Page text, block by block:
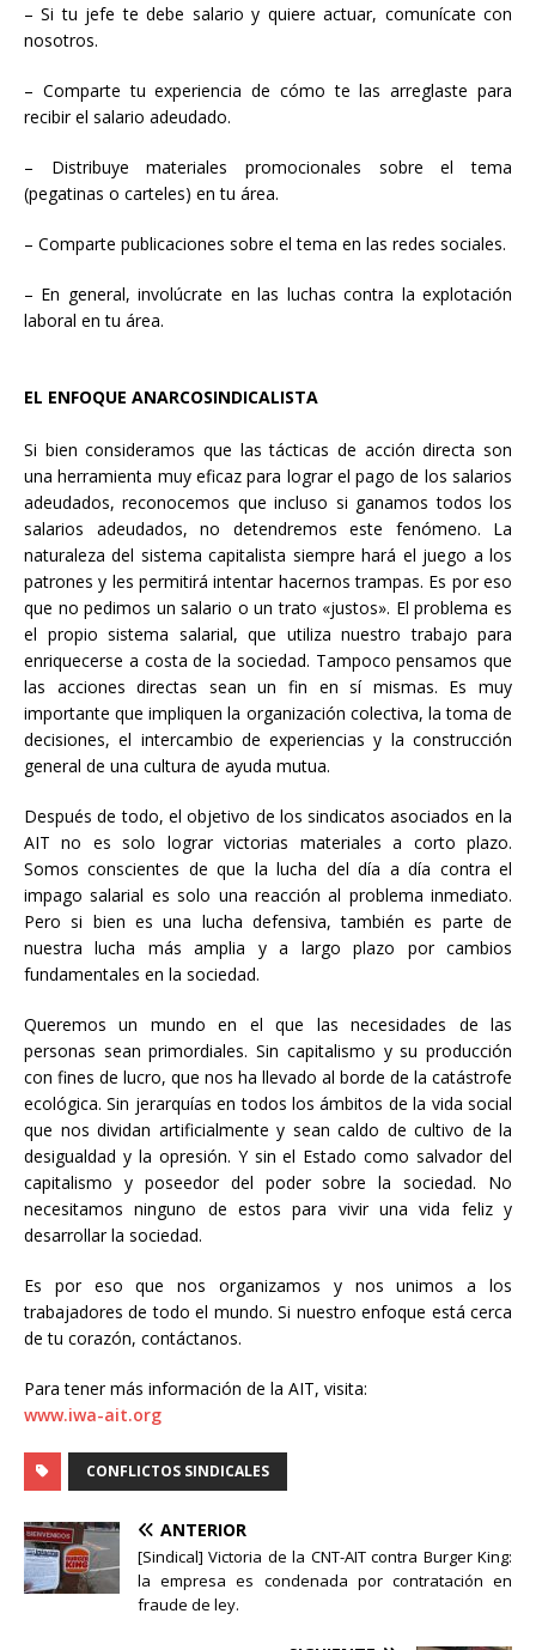
– Si tu jefe te debe salario y quiere actuar, comunícate con
nosotros.
– Comparte tu experiencia de cómo te las arreglaste para
recibir el salario adeudado.
– Distribuye materiales promocionales sobre el tema
(pegatinas o carteles) en tu área.
– Comparte publicaciones sobre el tema en las redes sociales.
– En general, involúcrate en las luchas contra la explotación
laboral en tu área.
EL ENFOQUE ANARCOSINDICALISTA
Si bien consideramos que las tácticas de acción directa son
una herramienta muy eficaz para lograr el pago de los salarios
adeudados, reconocemos que incluso si ganamos todos los
salarios adeudados, no detendremos este fenómeno. La
naturaleza del sistema capitalista siempre hará el juego a los
patrones y les permitirá intentar hacernos trampas. Es por eso
que no pedimos un salario o un trato «justos». El problema es
el propio sistema salarial, que utiliza nuestro trabajo para
enriquecerse a costa de la sociedad. Tampoco pensamos que
las acciones directas sean un fin en sí mismas. Es muy
importante que impliquen la organización colectiva, la toma de
decisiones, el intercambio de experiencias y la construcción
general de una cultura de ayuda mutua.
Después de todo, el objetivo de los sindicatos asociados en la
AIT no es solo lograr victorias materiales a corto plazo.
Somos conscientes de que la lucha del día a día contra el
impago salarial es solo una reacción al problema inmediato.
Pero si bien es una lucha defensiva, también es parte de
nuestra lucha más amplia y a largo plazo por cambios
fundamentales en la sociedad.
Queremos un mundo en el que las necesidades de las
personas sean primordiales. Sin capitalismo y su producción
con fines de lucro, que nos ha llevado al borde de la catástrofe
ecológica. Sin jerarquías en todos los ámbitos de la vida social
que nos dividan artificialmente y sean caldo de cultivo de la
desigualdad y la opresión. Y sin el Estado como salvador del
capitalismo y poseedor del poder sobre la sociedad. No
necesitamos ninguno de estos para vivir una vida feliz y
desarrollar la sociedad.
Es por eso que nos organizamos y nos unimos a los
trabajadores de todo el mundo. Si nuestro enfoque está cerca
de tu corazón, contáctanos.
Para tener más información de la AIT, visita:
www.iwa-ait.org
CONFLICTOS SINDICALES
ANTERIOR
[Sindical] Victoria de la CNT-AIT contra Burger King:
la empresa es condenada por contratación en
fraude de ley.